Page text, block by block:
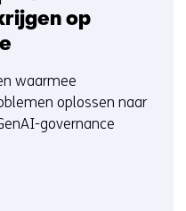
op
waarmee
oplossen naar
governance